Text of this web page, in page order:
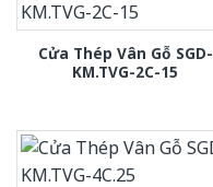
Cửa Thép Vân Gỗ SGD-
KM.TVG-2C-15